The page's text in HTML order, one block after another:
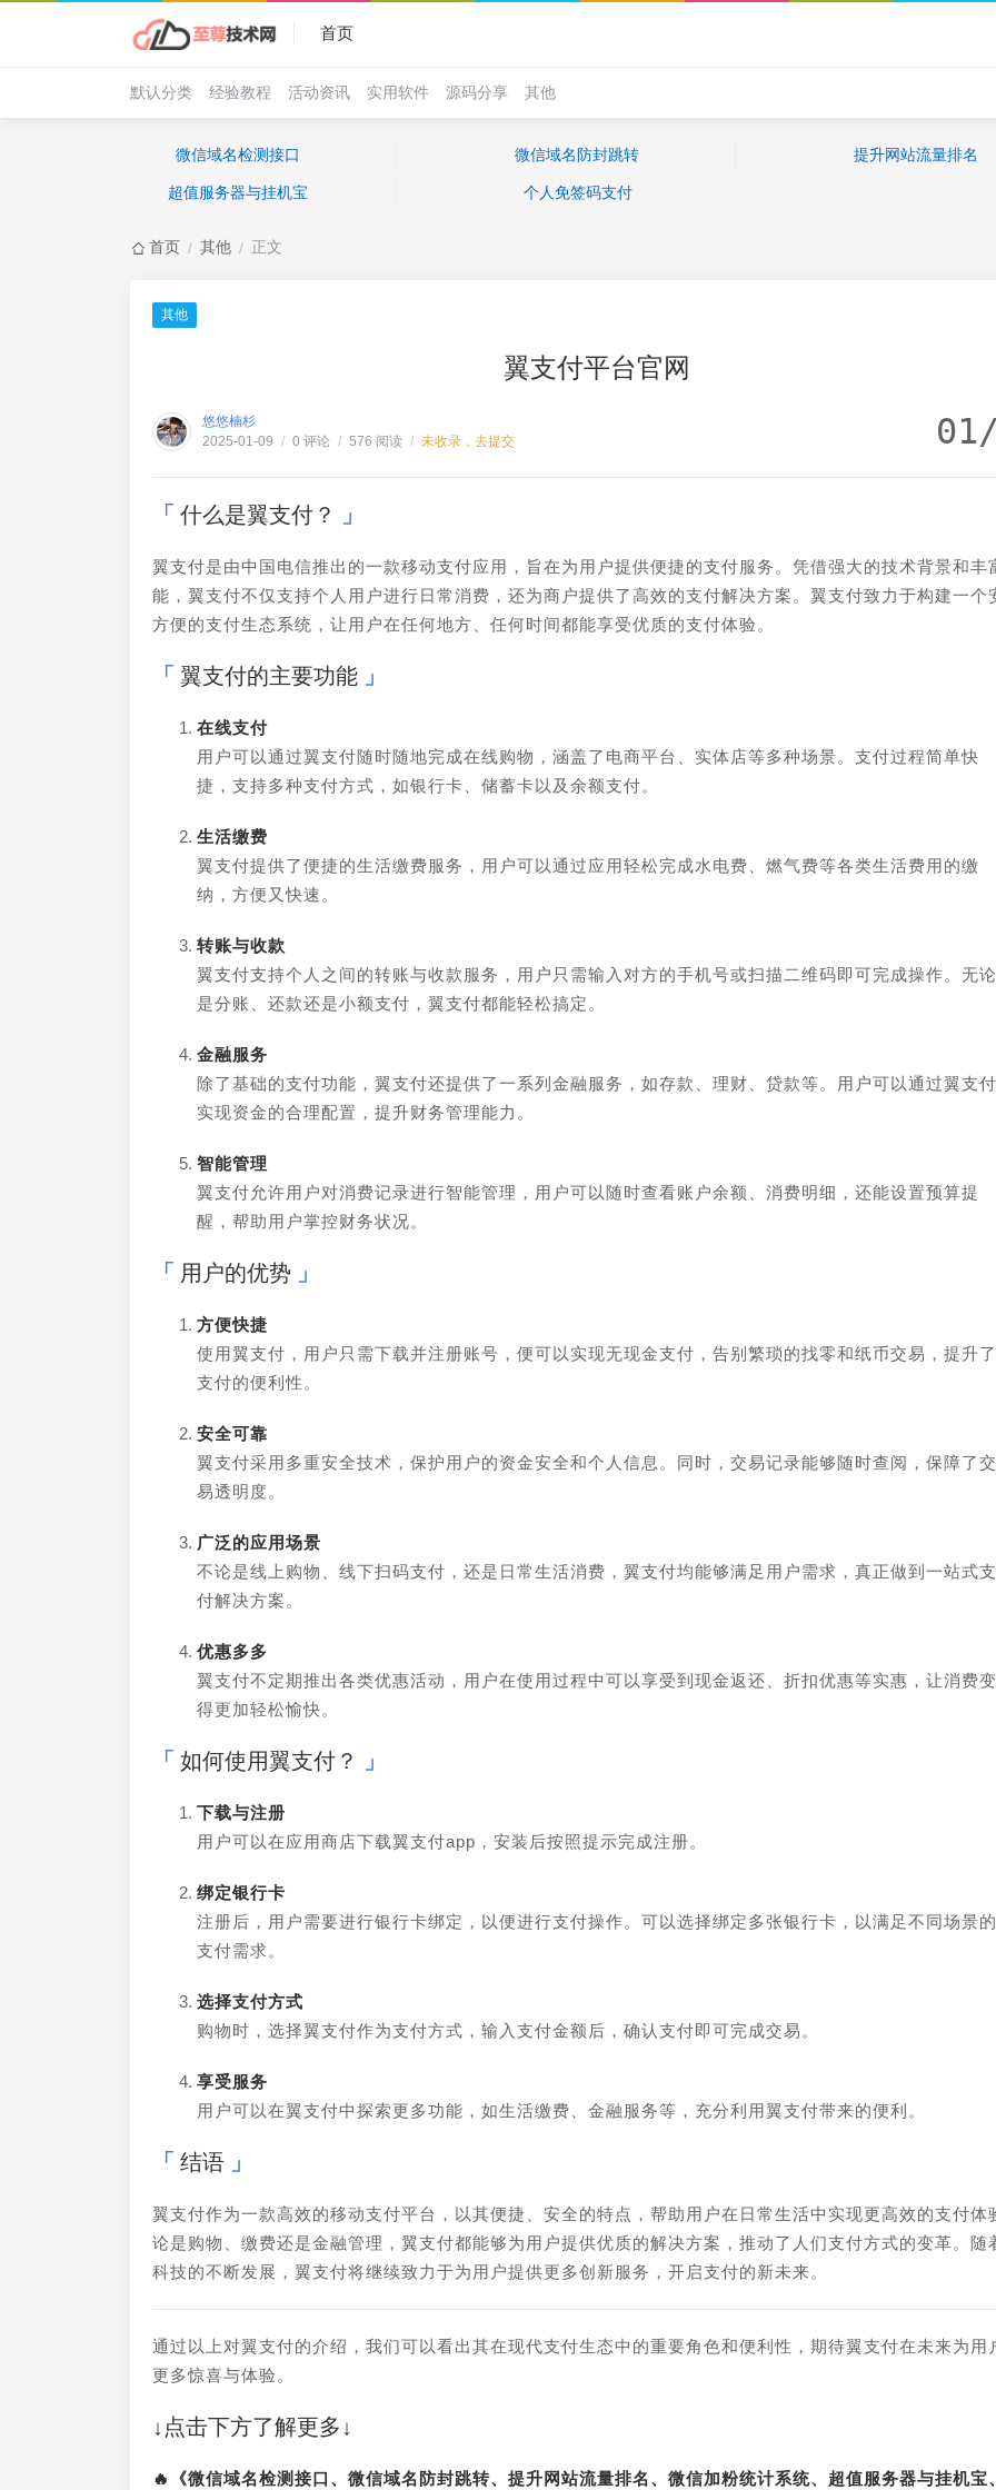
首页
默认分类 经验教程 活动资讯 实用软件 源码分享 其他
微信域名检测接口 微信域名防封跳转 提升网站流量排名
超值服务器与挂机宝 个人免签码支付
首页 / 其他 / 正文
其他
翼支付平台官网
悠悠楠杉
2025-01-09 / 0 评论 / 576 阅读 / 未收录，去提交
什么是翼支付？
翼支付是由中国电信推出的一款移动支付应用，旨在为用户提供便捷的支付服务。凭借强大的技术背景和丰
能，翼支付不仅支持个人用户进行日常消费，还为商户提供了高效的支付解决方案。翼支付致力于构建一个
方便的支付生态系统，让用户在任何地方、任何时间都能享受优质的支付体验。
翼支付的主要功能
在线支付
用户可以通过翼支付随时随地完成在线购物，涵盖了电商平台、实体店等多种场景。支付过程简单快
捷，支持多种支付方式，如银行卡、储蓄卡以及余额支付。
生活缴费
翼支付提供了便捷的生活缴费服务，用户可以通过应用轻松完成水电费、燃气费等各类生活费用的缴
纳，方便又快速。
转账与收款
翼支付支持个人之间的转账与收款服务，用户只需输入对方的手机号或扫描二维码即可完成操作。无论
是分账、还款还是小额支付，翼支付都能轻松搞定。
金融服务
除了基础的支付功能，翼支付还提供了一系列金融服务，如存款、理财、贷款等。用户可以通过翼支付
实现资金的合理配置，提升财务管理能力。
智能管理
翼支付允许用户对消费记录进行智能管理，用户可以随时查看账户余额、消费明细，还能设置预算提
醒，帮助用户掌控财务状况。
用户的优势
方便快捷
使用翼支付，用户只需下载并注册账号，便可以实现无现金支付，告别繁琐的找零和纸币交易，提升了
支付的便利性。
安全可靠
翼支付采用多重安全技术，保护用户的资金安全和个人信息。同时，交易记录能够随时查阅，保障了交
易透明度。
广泛的应用场景
不论是线上购物、线下扫码支付，还是日常生活消费，翼支付均能够满足用户需求，真正做到一站式支
付解决方案。
优惠多多
翼支付不定期推出各类优惠活动，用户在使用过程中可以享受到现金返还、折扣优惠等实惠，让消费变
得更加轻松愉快。
如何使用翼支付？
下载与注册
用户可以在应用商店下载翼支付app，安装后按照提示完成注册。
绑定银行卡
注册后，用户需要进行银行卡绑定，以便进行支付操作。可以选择绑定多张银行卡，以满足不同场景的
支付需求。
选择支付方式
购物时，选择翼支付作为支付方式，输入支付金额后，确认支付即可完成交易。
享受服务
用户可以在翼支付中探索更多功能，如生活缴费、金融服务等，充分利用翼支付带来的便利。
结语
翼支付作为一款高效的移动支付平台，以其便捷、安全的特点，帮助用户在日常生活中实现更高效的支付体
论是购物、缴费还是金融管理，翼支付都能够为用户提供优质的解决方案，推动了人们支付方式的变革。随
科技的不断发展，翼支付将继续致力于为用户提供更多创新服务，开启支付的新未来。
通过以上对翼支付的介绍，我们可以看出其在现代支付生态中的重要角色和便利性，期待翼支付在未来为用
更多惊喜与体验。
↓点击下方了解更多↓
🔥《微信域名检测接口、微信域名防封跳转、提升网站流量排名、微信加粉统计系统、超值服务器与挂机宝